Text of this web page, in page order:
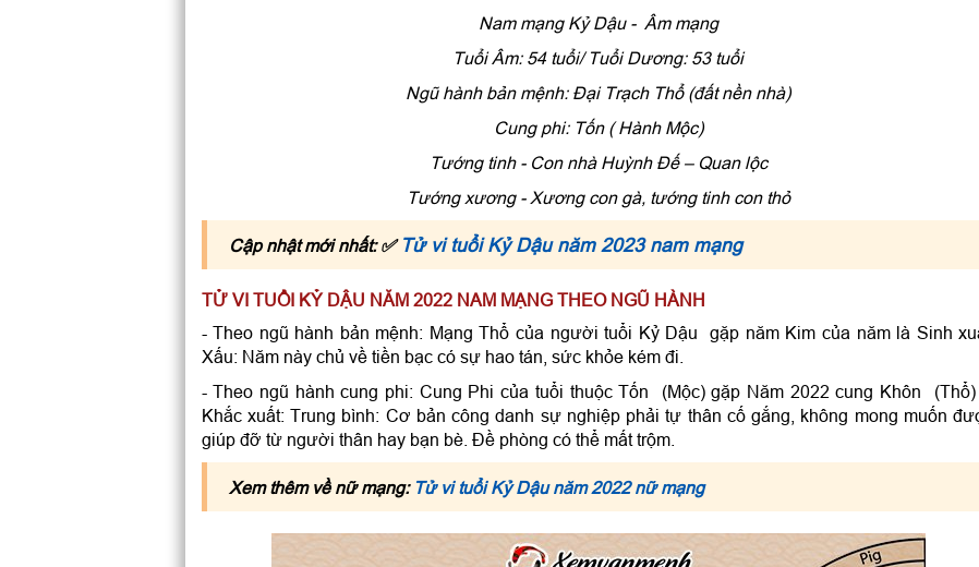
Nam mạng Kỷ Dậu - Âm mạng
Tuổi Âm: 54 tuổi/ Tuổi Dương: 53 tuổi
Ngũ hành bản mệnh: Ðại Trạch Thổ (đất nền nhà)
Cung phi: Tốn ( Hành Mộc)
Tướng tinh - Con nhà Huỳnh Ðế – Quan lộc
Tướng xương - Xương con gà, tướng tinh con thỏ
Cập nhật mới nhất: ✅ Tử vi tuổi Kỷ Dậu năm 2023 nam mạng
TỬ VI TUỔI KỶ DẬU NĂM 2022 NAM MẠNG THEO NGŨ HÀNH
- Theo ngũ hành bản mệnh: Mạng Thổ của người tuổi Kỷ Dậu gặp năm Kim của năm là Sinh
Xấu: Năm này chủ về tiền bạc có sự hao tán, sức khỏe kém đi.
- Theo ngũ hành cung phi: Cung Phi của tuổi thuộc Tốn (Mộc) gặp Năm 2022 cung Khôn (Thổ)
Khắc xuất: Trung bình: Cơ bản công danh sự nghiệp phải tự thân cố gắng, không mong muốn
giúp đỡ từ người thân hay bạn bè. Đề phòng có thể mất trộm.
Xem thêm về nữ mạng: Tử vi tuổi Kỷ Dậu năm 2022 nữ mạng